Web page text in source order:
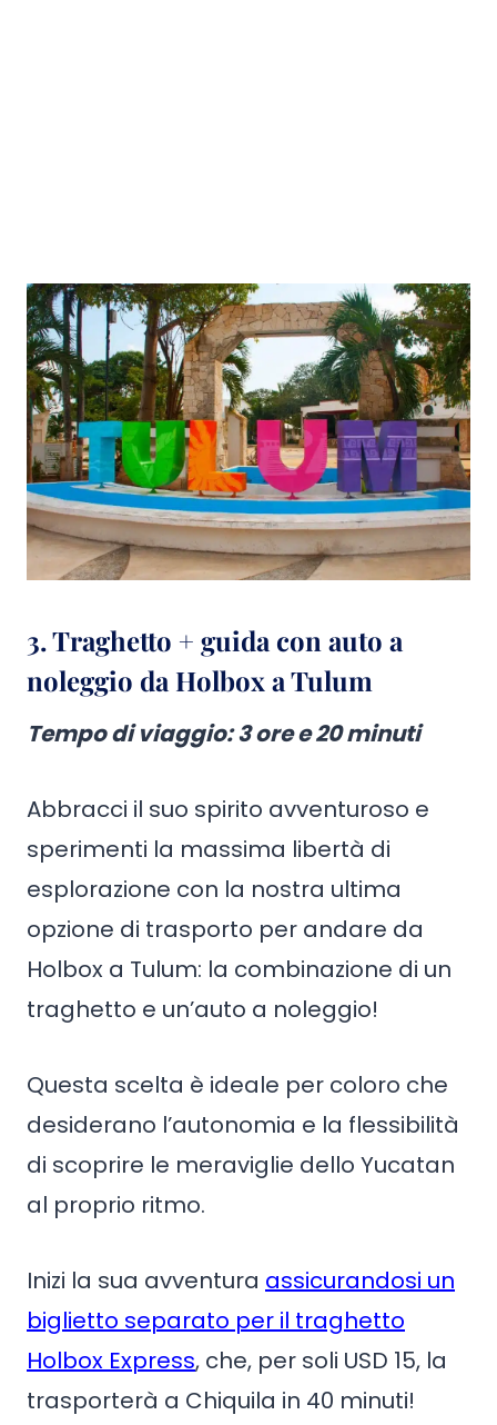
3. Traghetto + guida con auto a
noleggio da Holbox a Tulum
Tempo di viaggio:3 ore e 20 minuti
Abbracci il suo spirito avventuroso e
sperimenti la massima libertà di
esplorazione con la nostra ultima
opzione di trasporto per andare da
Holbox a Tulum: la combinazione di un
traghetto e un’auto a noleggio!
Questa scelta è ideale per coloro che
desiderano l’autonomia e la flessibilità
di scoprire le meraviglie dello Yucatan
al proprio ritmo.
Inizi la sua avventura assicurandosi un
biglietto separato per il traghetto
Holbox Express, che, per soli USD 15, la
trasporterà a Chiquila in 40 minuti!